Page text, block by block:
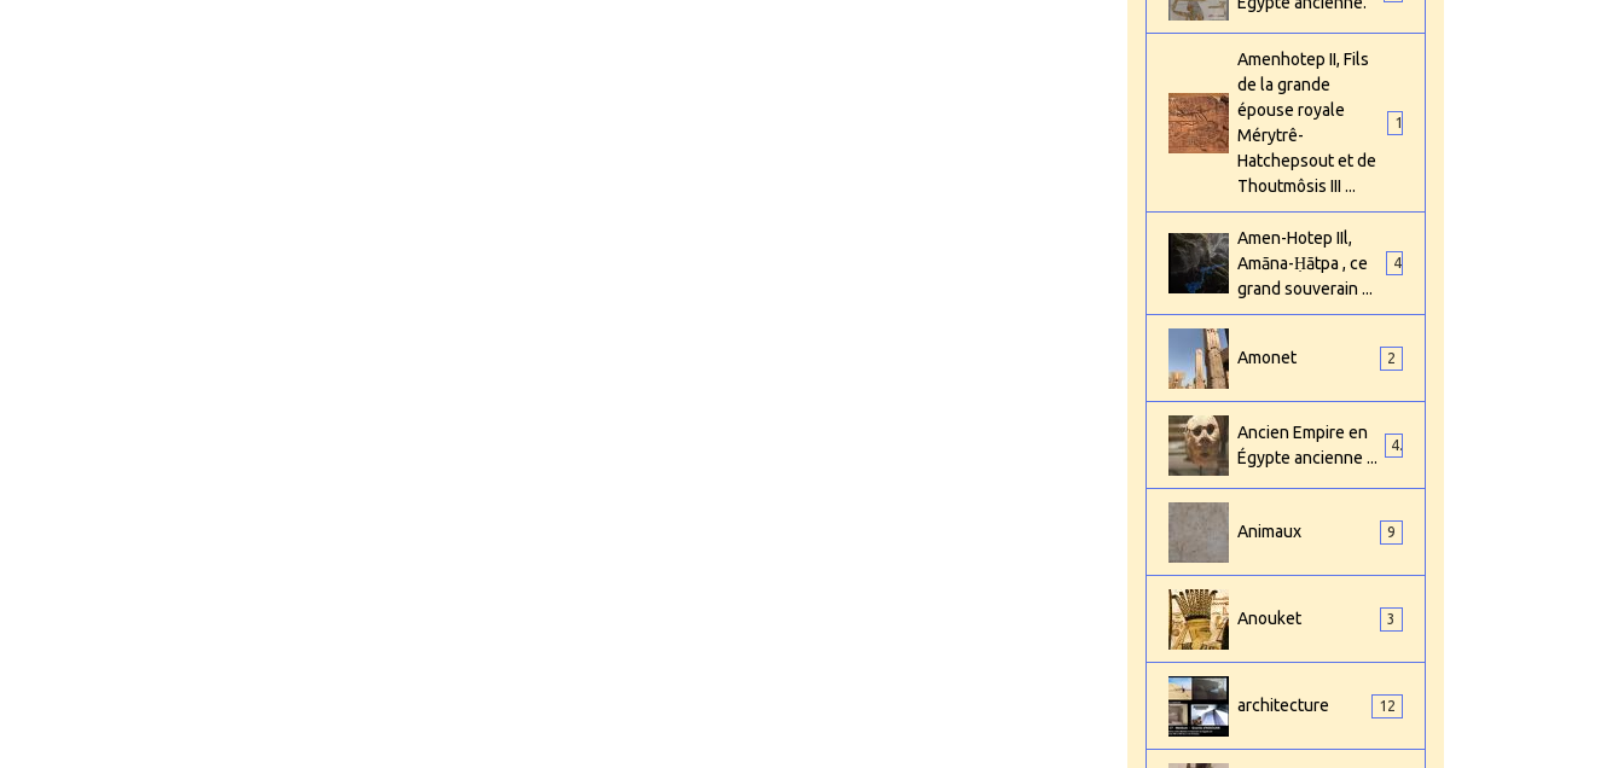
Amenhotep II, Fils
de la grande
épouse royale
Mérytrê-
Hatchepsout et de
Thoutmôsis III ...
Amen-Hotep IIl,
Amāna-Ḥātpa , ce
grand souverain ...
4
Amonet 2
Ancien Empire en
Égypte ancienne ...
4
Animaux 9
Anouket 3
architecture 12